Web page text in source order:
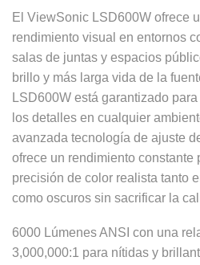
El ViewSonic LSD600W ofrece
rendimiento visual en entornos
salas de juntas y espacios
brillo y más larga vida de la
LSD600W está garantizado
los detalles en cualquier
avanzada tecnología de ajuste
ofrece un rendimiento constante
precisión de color realista tanto
como oscuros sin sacrificar la
6000 Lúmenes ANSI con una
3,000,000:1 para nítidas y